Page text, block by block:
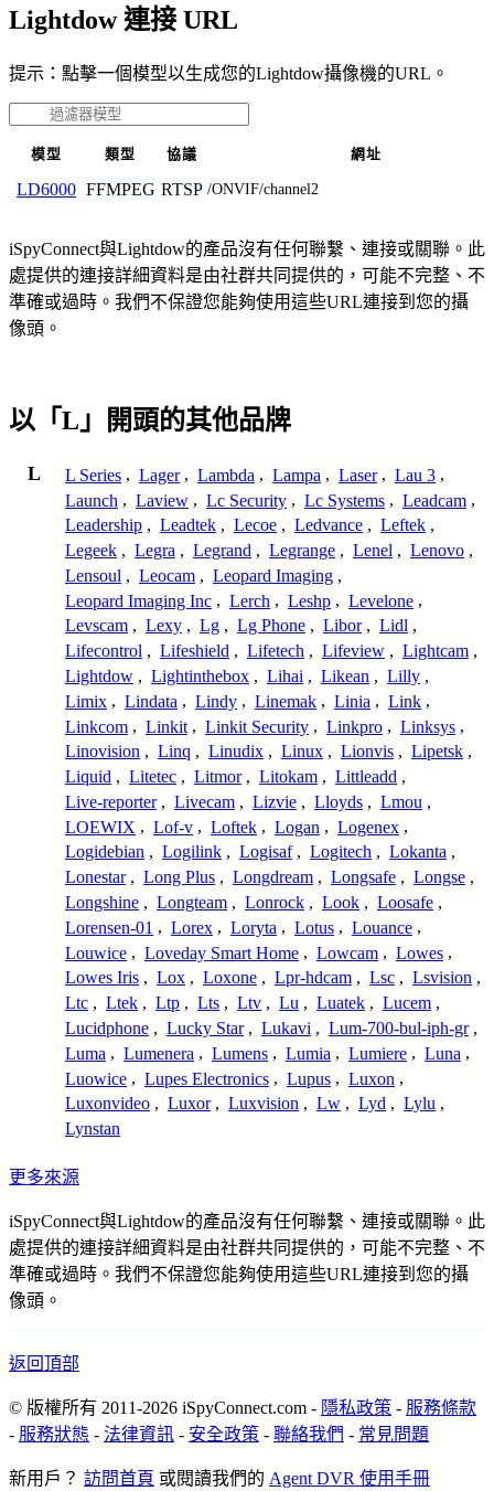
Lightdow 連接 URL
提示：點擊一個模型以生成您的Lightdow攝像機的URL。
模型 類型 協議 網址
LD6000 FFMPEG RTSP /ONVIF/channel2
iSpyConnect與Lightdow的產品沒有任何聯繫、連接或關聯。此
處提供的連接詳細資料是由社群共同提供的，可能不完整、不
準確或過時。我們不保證您能夠使用這些URL連接到您的攝
像頭。
以「L」開頭的其他品牌
L L Series , Lager , Lambda , Lampa , Laser , Lau 3 ,
Launch , Laview , Lc Security , Lc Systems , Leadcam ,
Leadership , Leadtek , Lecoe , Ledvance , Leftek ,
Legeek , Legra , Legrand , Legrange , Lenel , Lenovo ,
Lensoul , Leocam , Leopard Imaging ,
Leopard Imaging Inc , Lerch , Leshp , Levelone ,
Levscam , Lexy , Lg , Lg Phone , Libor , Lidl ,
Lifecontrol , Lifeshield , Lifetech , Lifeview , Lightcam ,
Lightdow , Lightinthebox , Lihai , Likean , Lilly ,
Limix , Lindata , Lindy , Linemak , Linia , Link ,
Linkcom , Linkit , Linkit Security , Linkpro , Linksys ,
Linovision , Linq , Linudix , Linux , Lionvis , Lipetsk ,
Liquid , Litetec , Litmor , Litokam , Littleadd ,
Live-reporter , Livecam , Lizvie , Lloyds , Lmou ,
LOEWIX , Lof-v , Loftek , Logan , Logenex ,
Logidebian , Logilink , Logisaf , Logitech , Lokanta ,
Lonestar , Long Plus , Longdream , Longsafe , Longse ,
Longshine , Longteam , Lonrock , Look , Loosafe ,
Lorensen-01 , Lorex , Loryta , Lotus , Louance ,
Louwice , Loveday Smart Home , Lowcam , Lowes ,
Lowes Iris , Lox , Loxone , Lpr-hdcam , Lsc , Lsvision ,
Ltc , Ltek , Ltp , Lts , Ltv , Lu , Luatek , Lucem ,
Lucidphone , Lucky Star , Lukavi , Lum-700-bul-iph-gr ,
Luma , Lumenera , Lumens , Lumia , Lumiere , Luna ,
Luowice , Lupes Electronics , Lupus , Luxon ,
Luxonvideo , Luxor , Luxvision , Lw , Lyd , Lylu ,
Lynstan
更多來源
iSpyConnect與Lightdow的產品沒有任何聯繫、連接或關聯。此
處提供的連接詳細資料是由社群共同提供的，可能不完整、不
準確或過時。我們不保證您能夠使用這些URL連接到您的攝
像頭。
返回頂部
© 版權所有 2011-2026 iSpyConnect.com - 隱私政策 - 服務條款
- 服務狀態 - 法律資訊 - 安全政策 - 聯絡我們 - 常見問題
新用戶？ 訪問首頁 或閱讀我們的 Agent DVR 使用手冊